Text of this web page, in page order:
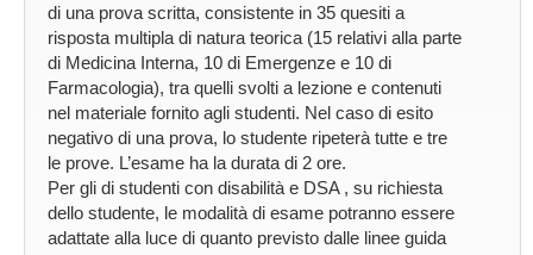
di una prova scritta, consistente in 35 quesiti a
risposta multipla di natura teorica (15 relativi alla parte
di Medicina Interna, 10 di Emergenze e 10 di
Farmacologia), tra quelli svolti a lezione e contenuti
nel materiale fornito agli studenti. Nel caso di esito
negativo di una prova, lo studente ripeterà tutte e tre
le prove. L’esame ha la durata di 2 ore.
Per gli di studenti con disabilità e DSA , su richiesta
dello studente, le modalità di esame potranno essere
adattate alla luce di quanto previsto dalle linee guida